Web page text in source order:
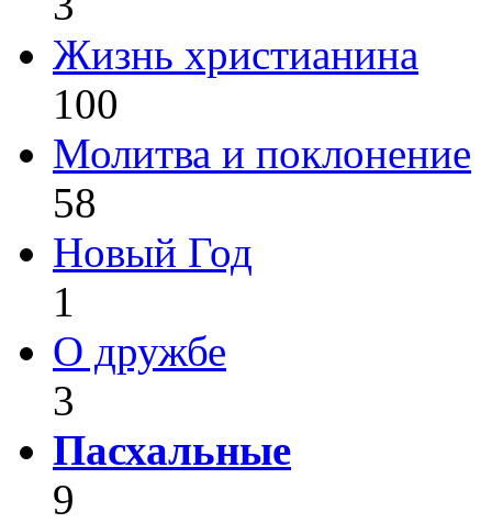
Жизнь христианина
100
Молитва и поклонение
58
Новый Год
1
О дружбе
3
Пасхальные
9